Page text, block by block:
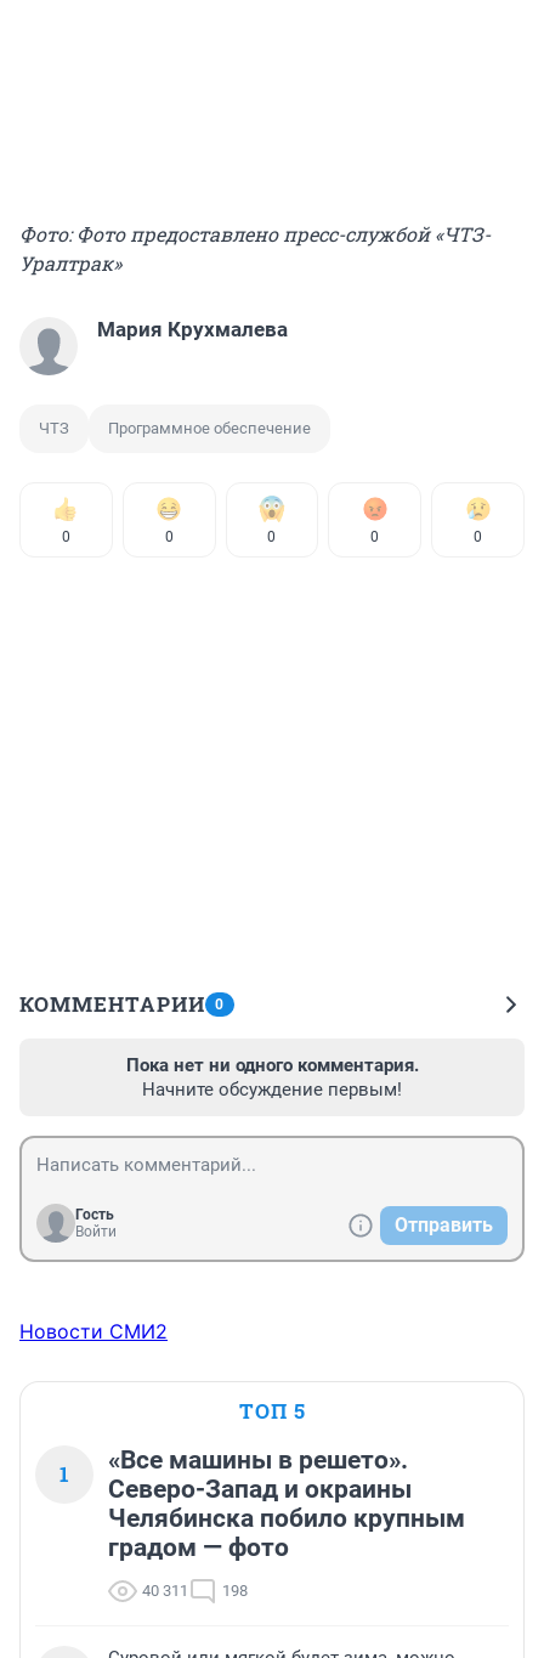
Фото: Фото предоставлено пресс-службой «ЧТЗ-
Уралтрак»
Мария Крухмалева
ЧТЗ Программное обеспечение
0 0 0 0 0
КОММЕНТАРИИ 0
Пока нет ни одного комментария.
Начните обсуждение первым!
Гость
Войти
Отправить
Новости СМИ2
ТОП 5
1
«Все машины в решето».
Северо-Запад и окраины
Челябинска побило крупным
градом — фото
40 311 198